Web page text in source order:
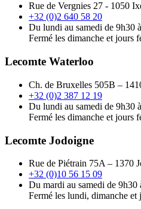
Rue de Vergnies 27 - 1050
+32 (0)2 640 58 20
Du lundi au samedi de 9h30
Fermé les dimanche et jours
Lecomte Waterloo
Ch. de Bruxelles 505B –
+32 (0)2 387 12 19
Du lundi au samedi de 9h30
Fermé les dimanche et jours
Lecomte Jodoigne
Rue de Piétrain 75A – 1370
+32 (0)10 56 15 09
Du mardi au samedi de 9h30
Fermé les lundi, dimanche et